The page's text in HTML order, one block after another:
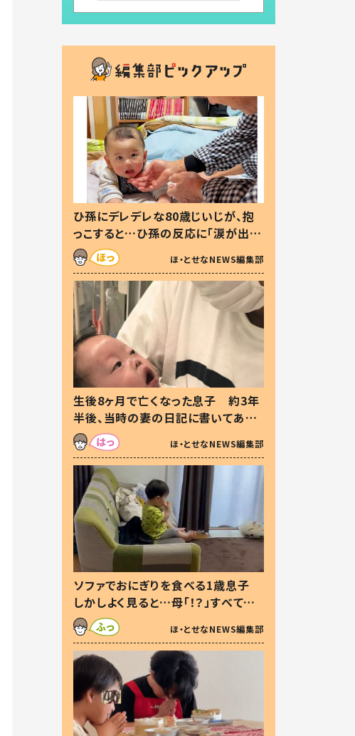
ひ孫にデレデレな80歳じいじが、抱
っこすると…ひ孫の反応に「涙が出ま
した」「可愛くて仕方ない」
ほ・とせなNEWS編集部
生後8ヶ月で亡くなった息子 約3年
半後、当時の妻の日記に書いてあっ
た本音とは
ほ・とせなNEWS編集部
ソファでおにぎりを食べる1歳息子
しかしよく見ると…母「！？」すべてを
察した母の投稿に「可愛いから許
す！」「現行犯〜」
ほ・とせなNEWS編集部